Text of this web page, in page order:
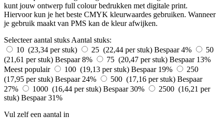
kunt jouw ontwerp full colour bedrukken met digitale print.
Hiervoor kun je het beste CMYK kleurwaardes gebruiken. Wanneer
je gebruik maakt van PMS kan de kleur afwijken.
Selecteer aantal stuks Aantal stuks:
10 (23,34 per stuk)
25 (22,44 per stuk) Bespaar 4%
50
(21,61 per stuk) Bespaar 8% 75 (20,47 per stuk) Bespaar 13%
Meest populair
100 (19,13 per stuk) Bespaar 19%
250
(17,95 per stuk) Bespaar 24% 500 (17,16 per stuk) Bespaar
27%
1000 (16,44 per stuk) Bespaar 30%
2500 (16,21 per
stuk) Bespaar 31%
Vul zelf een aantal in